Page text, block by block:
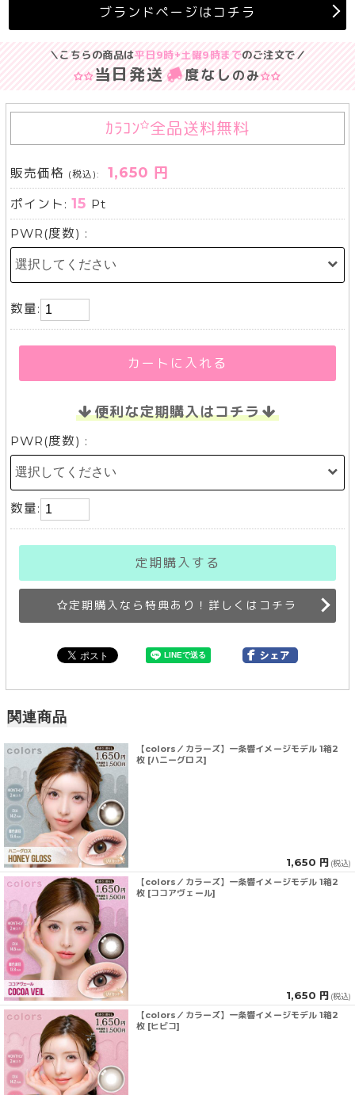
ブランドページはコチラ
＼こちらの商品は平日9時+土曜9時までのご注文で／
当日発送 度なし のみ
ｶﾗｺﾝ 全品送料無料
販売価格 (税込): 1,650 円
ポイント:15 Pt
PWR(度数) :
数量:
カートに入れる
便利な定期購入はコチラ
PWR(度数) :
数量:
定期購入する
定期購入なら特典あり！詳しくはコチラ
関連商品
【colors／カラーズ】一条響イメージモデル 1箱2
枚 [ハニーグロス]
1,650 円 (税込)
【colors／カラーズ】一条響イメージモデル 1箱2
枚 [ココアヴェール]
1,650 円 (税込)
【colors／カラーズ】一条響イメージモデル 1箱2
枚 [ヒビコ]